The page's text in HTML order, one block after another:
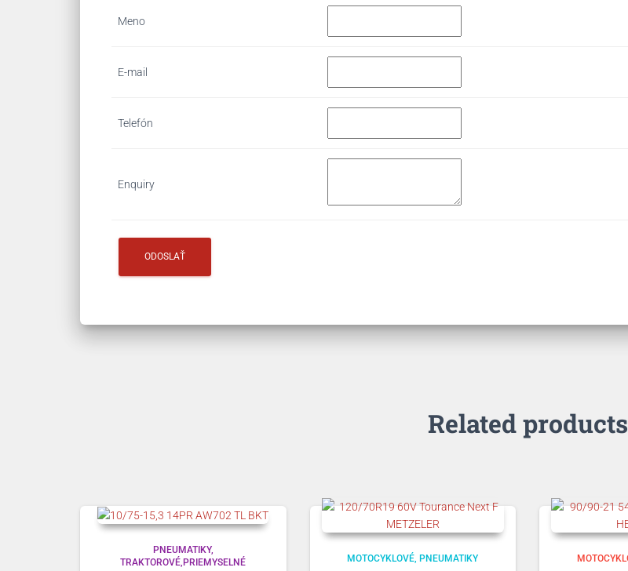
Meno
E-mail
Telefón
Enquiry
Related products
PNEUMATIKY
TRAKTOROVÉ,PRIEMYSELNÉ
MOTOCYKLOVÉ PNEUMATIKY